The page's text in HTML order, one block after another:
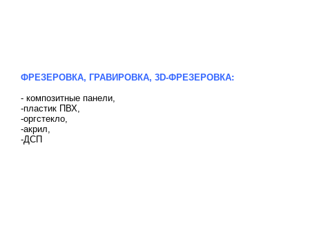
ФРЕЗЕРОВКА, ГРАВИРОВКА, 3D-ФРЕЗЕРОВКА:
- композитные панели,
-пластик ПВХ,
-оргстекло,
-акрил,
-ДСП